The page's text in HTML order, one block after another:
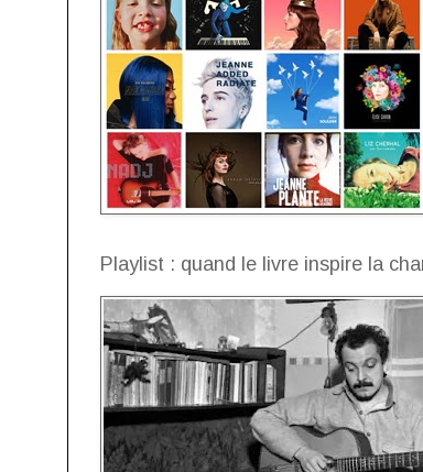
Playlist : quand le livre inspire la